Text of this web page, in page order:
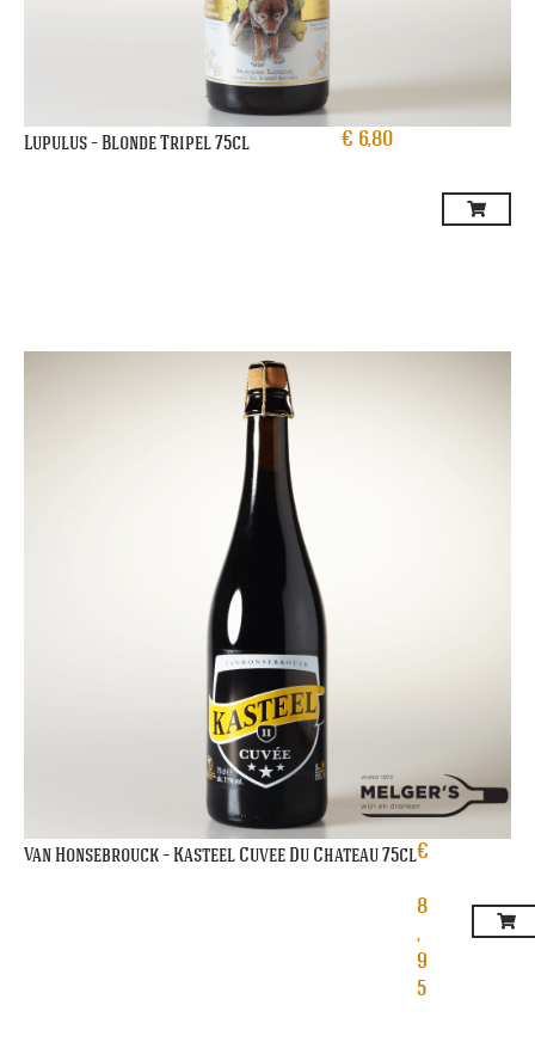
Lupulus – Blonde Tripel 75cl € 6,80
Van Honsebrouck – Kasteel Cuvee Du Chateau 75cl€
8
,
9
5